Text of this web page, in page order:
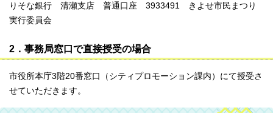
りそな銀行 清瀬支店 普通口座 3933491 きよせ市民まつり
実行委員会
2．事務局窓口で直接授受の場合
市役所本庁3階20番窓口（シティプロモーション課内）にて授受さ
せていただきます。